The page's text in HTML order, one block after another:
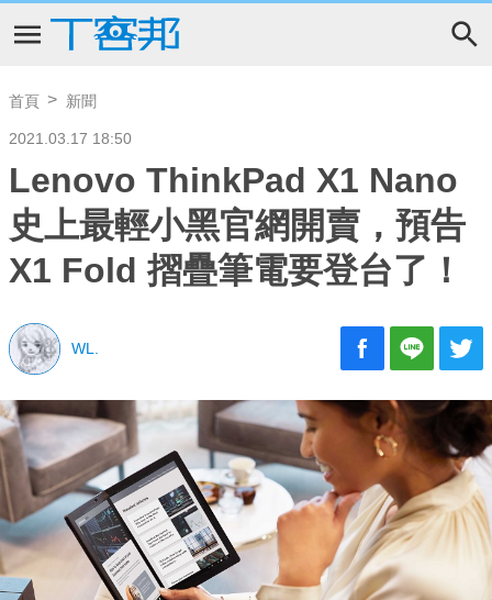
首頁 新聞
2021.03.17 18:50
Lenovo ThinkPad X1 Nano
史上最輕小黑官網開賣，預告
X1 Fold 摺疊筆電要登台了！
WL.